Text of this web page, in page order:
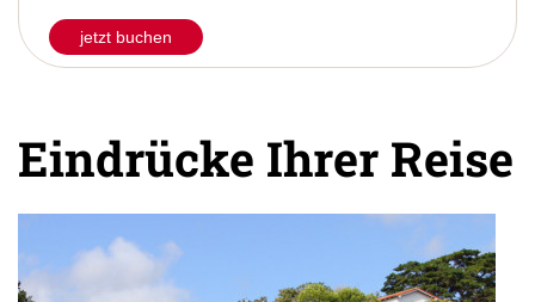
jetzt buchen
Eindrücke Ihrer Reise